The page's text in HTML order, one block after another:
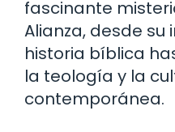
fascinante
Alianza, desde
historia bíblica
la teología y la
contemporánea.